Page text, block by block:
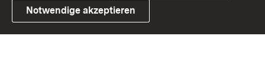
Link zum Landesportal
Notwendige akzeptieren